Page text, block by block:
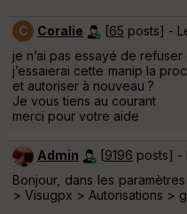
C Coralie [65 posts] -
je n’ai pas essayé de
j’essaierai cette manip la
et autoriser à nouveau ?
Je vous tiens au courant
merci pour votre aide
Admin [9196 posts] -
Bonjour, dans les
> Visugpx > Autorisations >